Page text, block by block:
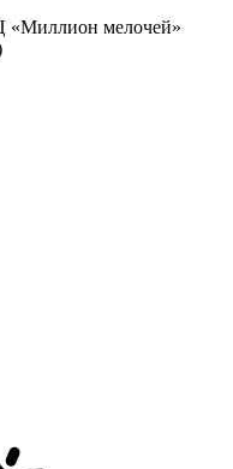
«Миллион мелочей»